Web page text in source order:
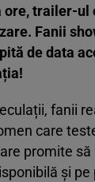
trailer-
Fanii
de data
fanii
care
promite
și